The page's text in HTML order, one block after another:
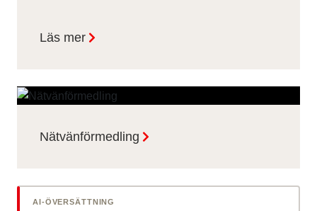
Läs mer
Nätvänförmedling
AI-ÖVERSÄTTNING